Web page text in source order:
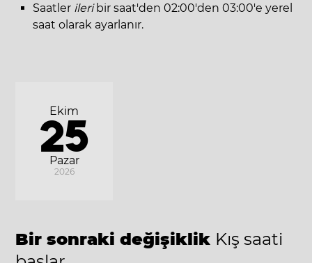
Saatler ileribir saat'den 02:00'den 03:00'e yerel
saat olarak ayarlanır.
Pazar
Ekim
25
2026
Bir sonraki değişiklik Kış saati